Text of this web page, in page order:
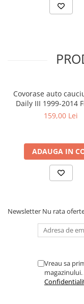
Covorase MINI
Covorase PEUGEOT
Covorase RENAULT
Covorase SEAT
Covorase SKODA
Covorase SUZUKI
Covorase TOYOTA
Covorase
Tavite Portbagaj
ELECTRICE AUTO
Adaptoare Bricheta
Antene Auto
Banda izolatoare
Covorase auto
Daily III 1999-2014
159,00 Lei
ADAUGA IN
Newsletter Nu rata
Vreau sa